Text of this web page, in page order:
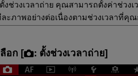
งช่วงเวลาถ่าย คุณสามารถตั้งค่าช่วง
ะภาพอย่างต่อเนื่องตามช่วงเวลาที่คุ
ลือก [ : ตั้งช่วงเวลาถ่าย]